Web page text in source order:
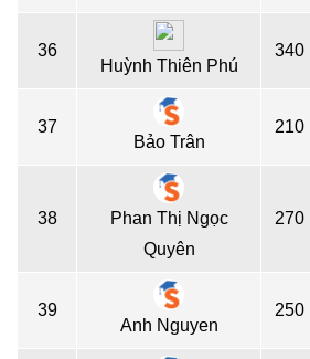
36
Huỳnh Thiên Phú
340
37
Bảo Trân
210
38
Phan Thị Ngọc
Quyên
270
39
Anh Nguyen
250